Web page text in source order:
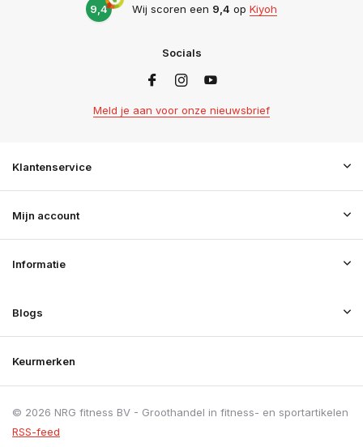
9,4 Wij scoren een 9,4 op Kiyoh
Socials
Meld je aan voor onze nieuwsbrief
Klantenservice
Mijn account
Informatie
Blogs
Keurmerken
© 2026 NRG fitness BV - Groothandel in fitness- en sportartikelen
RSS-feed